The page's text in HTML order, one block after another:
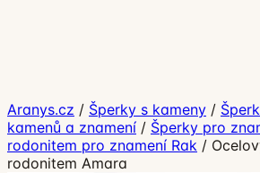
Aranys.cz / Šperky s kameny /
kamenů a znamení / Šperky pro
rodonitem pro znamení Rak /
rodonitem Amara